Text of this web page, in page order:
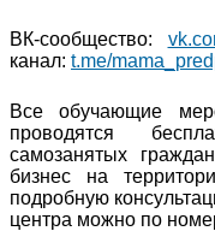
ВК-сообщество:
канал: t.me/
Все обучающие
проводятся
самозанятых
бизнес на
подробную
центра можно по